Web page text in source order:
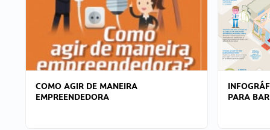
COMO AGIR DE MANEIRA
EMPREENDEDORA
PARA